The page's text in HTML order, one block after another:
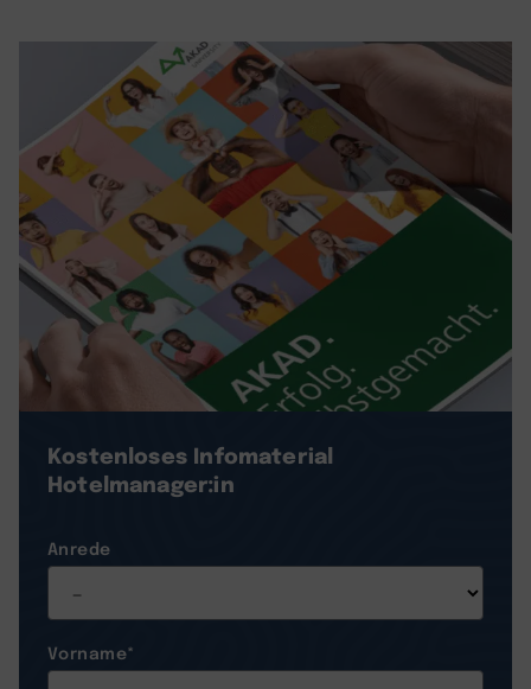
Kostenloses Infomaterial
Hotelmanager:in
Anrede
Vorname*